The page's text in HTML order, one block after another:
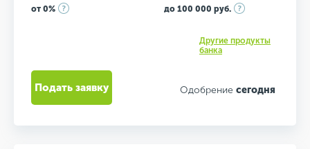
от 0%
до 100 000 руб.
Другие продукты
банка
Одобрение сегодня
Подать заявку